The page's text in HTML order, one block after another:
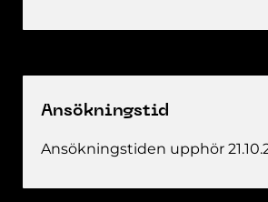
Ansökningstid
Ansökningstiden upphör